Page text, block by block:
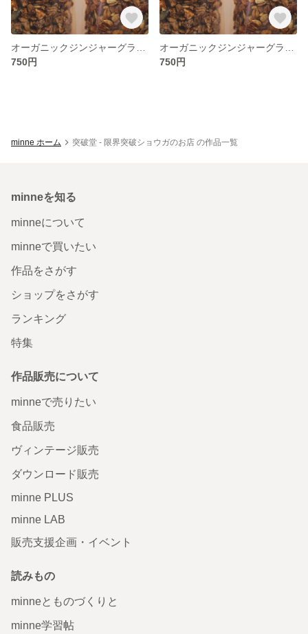
750円
750円
minne ホーム 突破堂 - 限界突破ショウガのお店 の作品一覧
minneを知る
minneについて
minneで買いたい
作品をさがす
ショップをさがす
ランキング
特集
作品販売について
minneで売りたい
食品販売
ヴィンテージ販売
ダウンロード販売
minne PLUS
minne LAB
販売支援企画・イベント
読みもの
minneとものづくりと
minne学習帖